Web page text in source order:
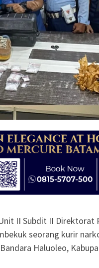
II Subdit II Direktorat
seorang kurir
Haluoleo,